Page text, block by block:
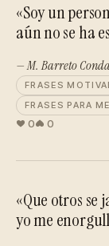
«Soy un
aún no se ha
— M. Barreto
FRASES
FRASES PARA
0 0
«Que otros se
yo me